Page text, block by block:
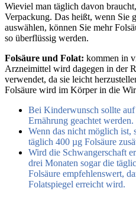
Wieviel man täglich davon
Verpackung. Das heißt, wenn Sie
auswählen, können Sie mehr
so überflüssig werden.
Folsäure und Folat: kommen in
Arzneimittel wird dagegen in der
verwendet, da sie leicht
Folsäure wird im Körper in die
Bei Kinderwunsch sollte
Ernährung geachtet werden.
Wenn das nicht möglich ist,
täglich 400 µg Folsäure
Wird die Schwangerschaft
drei Monaten sogar die
Folsäure empfehlenswert,
Folatspiegel erreicht wird.